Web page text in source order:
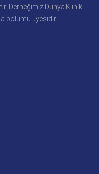
Derneğimiz Dünya Klinik
bölümü üyesidir.